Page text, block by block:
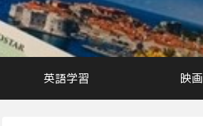
英語学習 映画